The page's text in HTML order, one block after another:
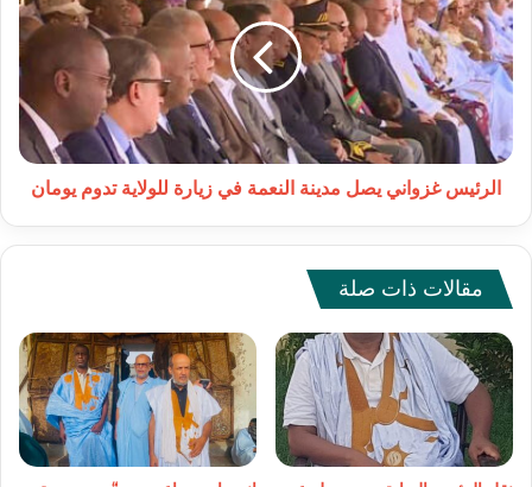
يصل
مدينة
النعمة
في
زيارة
للولاية
تدوم
يومان
الرئيس غزواني يصل مدينة النعمة في زيارة للولاية تدوم يومان
مقالات ذات صلة